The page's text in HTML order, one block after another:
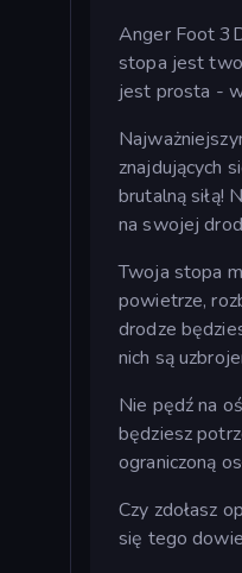
Anger Foot
stopa jest
jest prosta -
znajdujących
brutalną siłą!
na swojej
Twoja stopa
powietrze,
drodze
nich są
Nie pędź na
będziesz
ograniczoną
Czy zdołasz
się tego